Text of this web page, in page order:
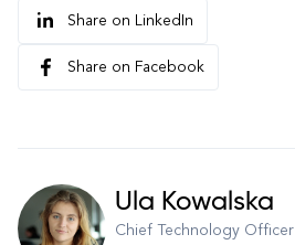
Share on LinkedIn
Share on Facebook
Ula Kowalska
Chief Technology Officer